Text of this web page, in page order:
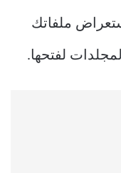
ملفاتك
لفتحها.